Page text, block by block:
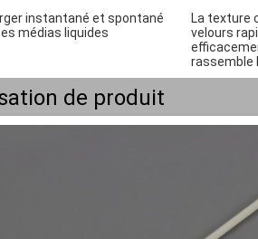
instantané et spontané
médias liquides
La texture
velours
rassemble
de produit